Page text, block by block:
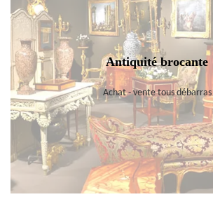
Antiquité brocante
Achat - vente tous débarras